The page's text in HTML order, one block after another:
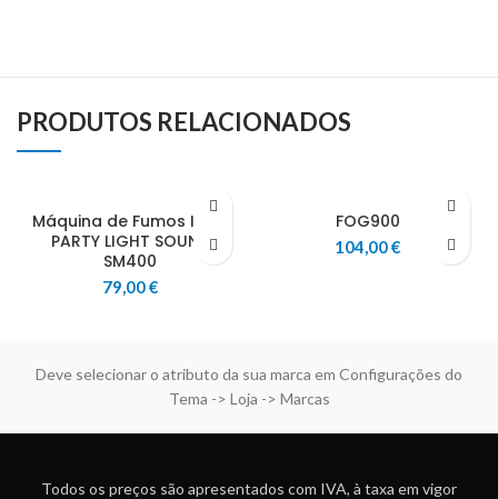
PRODUTOS RELACIONADOS
Máquina de Fumos IBIZA
PARTY LIGHT SOUND
SM400
79,00€
FOG900
104,00€
Deve selecionar o atributo da sua marca em Configurações do
Tema -> Loja -> Marcas
Todos os preços são apresentados com IVA, à taxa em vigor